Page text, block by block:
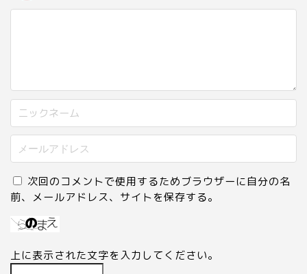
次回のコメントで使用するためブラウザーに自分の名
前、メールアドレス、サイトを保存する。
上に表示された文字を入力してください。